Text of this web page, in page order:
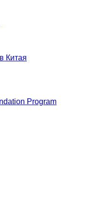
Китая
Program